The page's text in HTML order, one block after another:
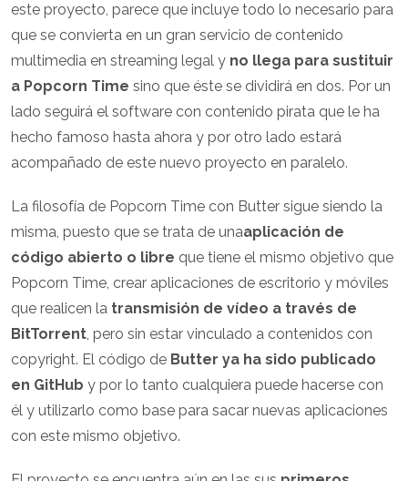
este proyecto, parece que incluye todo lo necesario para
que se convierta en un gran servicio de contenido
multimedia en streaming legal y no llega para sustituir
a Popcorn Time sino que éste se dividirá en dos. Por un
lado seguirá el software con contenido pirata que le ha
hecho famoso hasta ahora y por otro lado estará
acompañado de este nuevo proyecto en paralelo.
La filosofía de Popcorn Time con Butter sigue siendo la
misma, puesto que se trata de unaaplicación de
código abierto o libre que tiene el mismo objetivo que
Popcorn Time, crear aplicaciones de escritorio y móviles
que realicen la transmisión de vídeo a través de
BitTorrent, pero sin estar vinculado a contenidos con
copyright. El código de Butter ya ha sido publicado
en GitHub y por lo tanto cualquiera puede hacerse con
él y utilizarlo como base para sacar nuevas aplicaciones
con este mismo objetivo.